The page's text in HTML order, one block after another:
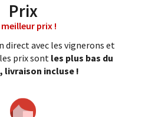
Prix
meilleur prix !
direct avec les vignerons et
prix sont les plus bas du
livraison incluse !